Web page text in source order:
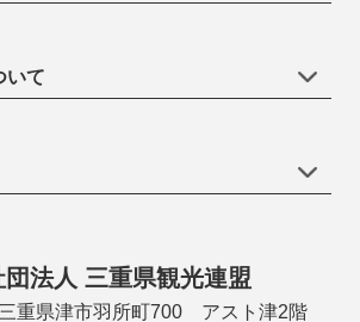
いて
法人 三重県観光連盟
重県津市羽所町700 アスト津2階